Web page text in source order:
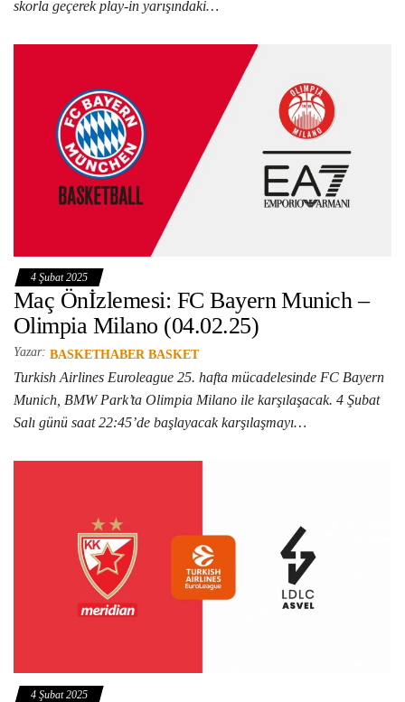
skorla geçerek play-in yarışındaki…
4 Şubat 2025
Maç Önİzlemesi: FC Bayern Munich –
Olimpia Milano (04.02.25)
Yazar: BASKETHABER BASKET
Turkish Airlines Euroleague 25. hafta mücadelesinde FC Bayern
Munich, BMW Park’ta Olimpia Milano ile karşılaşacak. 4 Şubat
Salı günü saat 22:45’de başlayacak karşılaşmayı…
4 Şubat 2025